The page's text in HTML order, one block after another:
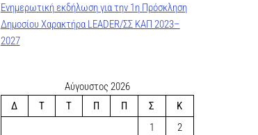
Ενημερωτική εκδήλωση για την 1η Πρόσκληση
Δημοσίου Χαρακτήρα LEADER/ΣΣ ΚΑΠ 2023–
2027
Αύγουστος 2026
Δ
Τ Τ Π Π Σ
Κ
1
2